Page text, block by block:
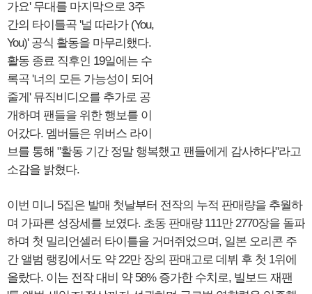
가요' 무대를 마지막으로 3주
간의 타이틀곡 '널 따라가 (You,
You)' 공식 활동을 마무리했다.
활동 종료 직후인 19일에는 수
록곡 '너의 모든 가능성이 되어
줄게' 뮤직비디오를 추가로 공
개하며 팬들을 위한 행보를 이
어갔다. 멤버들은 위버스 라이
브를 통해 "활동 기간 정말 행복했고 팬들에게 감사하다"라고
소감을 밝혔다.
이번 미니 5집은 발매 첫날부터 전작의 누적 판매량을 추월하
며 가파른 성장세를 보였다. 초동 판매량 111만 2770장을 돌파
하며 첫 밀리언셀러 타이틀을 거머쥐었으며, 일본 오리콘 주
간 앨범 랭킹에서도 약 22만 장의 판매고로 데뷔 후 첫 1위에
올랐다. 이는 전작 대비 약 58% 증가한 수치로, 빌보드 재팬